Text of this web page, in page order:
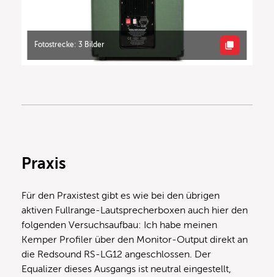
Fotostrecke: 3 Bilder
Praxis
Für den Praxistest gibt es wie bei den übrigen
aktiven Fullrange-Lautsprecherboxen auch hier den
folgenden Versuchsaufbau: Ich habe meinen
Kemper Profiler über den Monitor-Output direkt an
die Redsound RS-LG12 angeschlossen. Der
Equalizer dieses Ausgangs ist neutral eingestellt,